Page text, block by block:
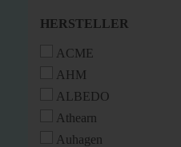
HERSTELLER
HERSTELLER
ACME
AHM
ALBEDO
Athearn
Auhagen